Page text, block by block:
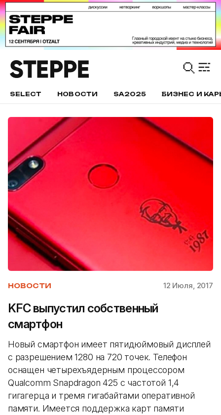
SELECT НОВОСТИ SA2025 БИЗНЕС И
НОВОСТИ 12 Июля, 2017
KFC выпустил собственный
смартфон
Новый смартфон имеет пятидюймовый дисплей
с разрешением 1280 на 720 точек. Телефон
оснащен четырехъядерным процессором
Qualcomm Snapdragon 425 с частотой 1,4
гигагерца и тремя гигабайтами оперативной
памяти. Имеется поддержка карт памяти